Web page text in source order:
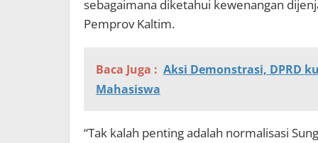
sebagaimana diketahui kewenangan
Pemprov Kaltim.
Baca Juga : Aksi Demonstrasi, DPRD
Mahasiswa
“Tak kalah penting adalah normalisasi